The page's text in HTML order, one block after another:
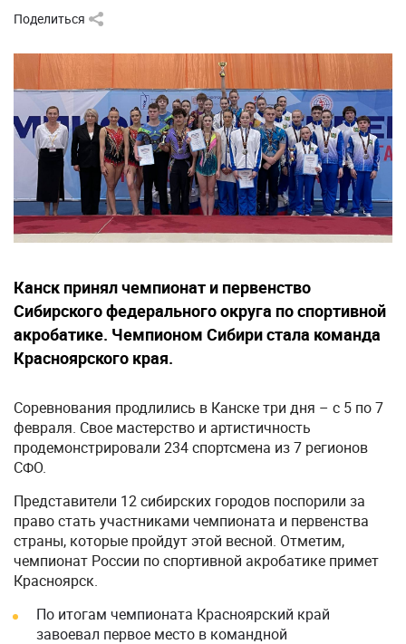
Поделиться
Канск принял чемпионат и первенство
Сибирского федерального округа по спортивной
акробатике. Чемпионом Сибири стала команда
Красноярского края.
Соревнования продлились в Канске три дня – с 5 по 7
февраля. Свое мастерство и артистичность
продемонстрировали 234 спортсмена из 7 регионов
СФО.
Представители 12 сибирских городов поспорили за
право стать участниками чемпионата и первенства
страны, которые пройдут этой весной. Отметим,
чемпионат России по спортивной акробатике примет
Красноярск.
По итогам чемпионата Красноярский край
завоевал первое место в командной